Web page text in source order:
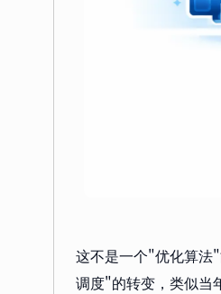
这不是一个"优化算法
调度"的转变，类似当